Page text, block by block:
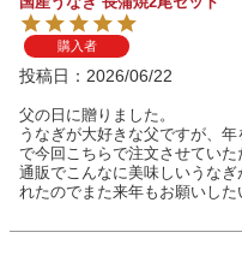
購入者
投稿日 2026/06/22
父の日に贈りました。
うなぎが大好きな父ですが、
で今回こちらで注文させていた
通販でこんなに美味しいうな
れたのでまた来年もお願いした